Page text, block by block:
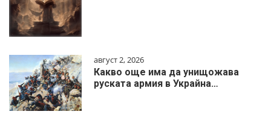
август 2, 2026
Какво още има да унищожава
руската армия в Украйна…